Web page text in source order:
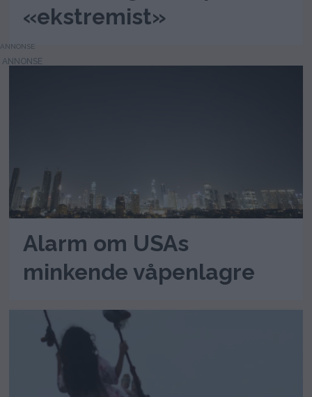
«ekstremist»
ANNONSE
Alarm om USAs
minkende våpenlagre